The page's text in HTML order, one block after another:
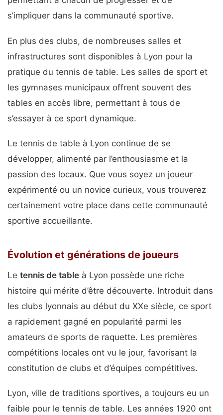
s’impliquer dans la communauté sportive.
En plus des clubs, de nombreuses salles et
infrastructures sont disponibles à Lyon pour la
pratique du tennis de table. Les salles de sport et
les gymnases municipaux offrent souvent des
tables en accès libre, permettant à tous de
s’essayer à ce sport dynamique.
Le tennis de table à Lyon continue de se
développer, alimenté par l’enthousiasme et la
passion des locaux. Que vous soyez un joueur
expérimenté ou un novice curieux, vous trouverez
certainement votre place dans cette communauté
sportive accueillante.
Évolution et générations de joueurs
Le tennis de table à Lyon possède une riche
histoire qui mérite d’être découverte. Introduit dans
les clubs lyonnais au début du XXe siècle, ce sport
a rapidement gagné en popularité parmi les
amateurs de sports de raquette. Les premières
compétitions locales ont vu le jour, favorisant la
constitution de clubs et d’équipes compétitives.
Lyon, ville de traditions sportives, a toujours eu un
faible pour le tennis de table. Les années 1920 ont